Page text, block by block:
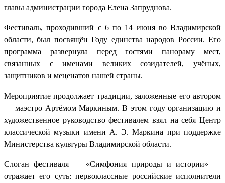
главы администрации города Елена Запруднова.
Фестиваль, проходивший с 6 по 14 июня во Владимирской
области, был посвящён Году единства народов России. Его
программа развернула перед гостями панораму мест,
связанных с именами великих созидателей, учёных,
защитников и меценатов нашей страны.
Мероприятие продолжает традиции, заложенные его автором
— маэстро Артёмом Маркиным. В этом году организацию и
художественное руководство фестивалем взял на себя Центр
классической музыки имени А. Э. Маркина при поддержке
Министерства культуры Владимирской области.
Слоган фестиваля — «Симфония природы и истории» —
отражает его суть: первоклассные российские исполнители